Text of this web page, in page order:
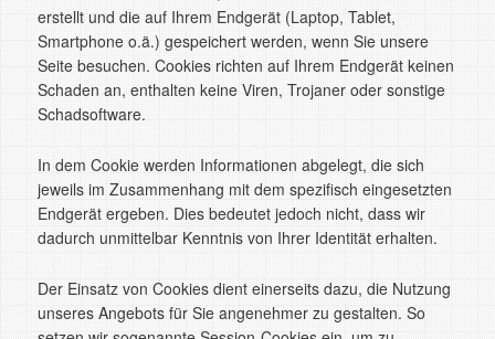
erstellt und die auf Ihrem Endgerät (Laptop, Tablet,
Smartphone o.ä.) gespeichert werden, wenn Sie unsere
Seite besuchen. Cookies richten auf Ihrem Endgerät keinen
Schaden an, enthalten keine Viren, Trojaner oder sonstige
Schadsoftware.
In dem Cookie werden Informationen abgelegt, die sich
jeweils im Zusammenhang mit dem spezifisch eingesetzten
Endgerät ergeben. Dies bedeutet jedoch nicht, dass wir
dadurch unmittelbar Kenntnis von Ihrer Identität erhalten.
Der Einsatz von Cookies dient einerseits dazu, die Nutzung
unseres Angebots für Sie angenehmer zu gestalten. So